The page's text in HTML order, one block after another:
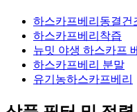
하스카프베리동결건
하스카프베리착즙
뉴밋 야생 하스카프
하스카프베리 분말
유기농하스카프베리